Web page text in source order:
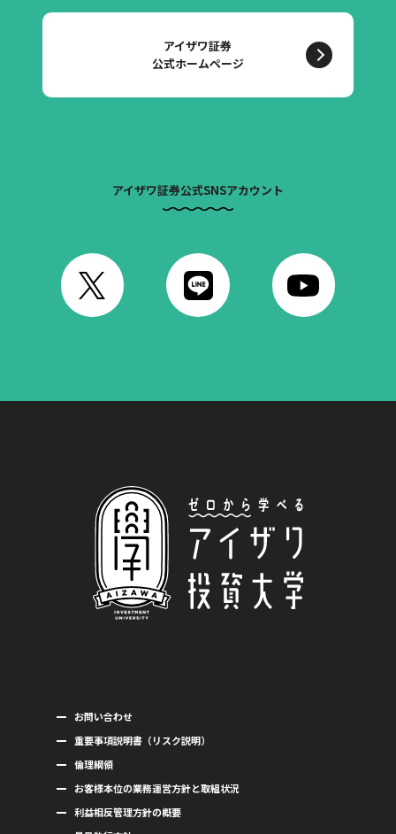
アイザワ証券
公式ホームページ
アイザワ証券公式SNSアカウント
お問い合わせ
重要事項説明書（リスク説明）
倫理綱領
お客様本位の業務運営方針と取組状況
利益相反管理方針の概要